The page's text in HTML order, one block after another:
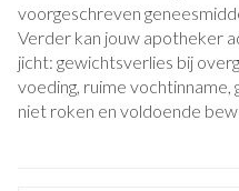
voorgeschreven
Verder kan jouw apotheker
jicht: gewichtsverlies bij
voeding, ruime
niet roken en voldoende